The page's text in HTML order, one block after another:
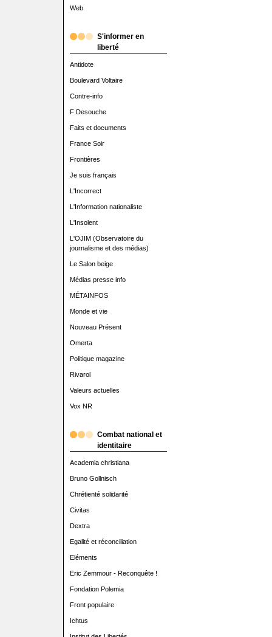
Web
S'informer en
liberté
Antidote
Boulevard Voltaire
Contre-info
F Desouche
Faits et documents
France Soir
Frontières
Je suis français
L'Incorrect
L'Information nationaliste
L'Insolent
L'OJIM (Observatoire du
journalisme et des médias)
Le Salon beige
Médias presse info
MÉTAINFOS
Monde et vie
Nouveau Présent
Omerta
Politique magazine
Rivarol
Valeurs actuelles
Vox NR
Combat national et
identitaire
Academia christiana
Bruno Gollnisch
Chrétienté solidarité
Civitas
Dextra
Egalité et réconciliation
Eléments
Eric Zemmour - Reconquête !
Fondation Polemia
Front populaire
Ichtus